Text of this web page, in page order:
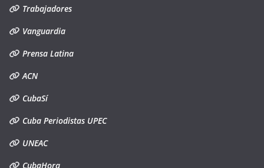
Trabajadores
Vanguardia
Prensa Latina
ACN
CubaSí
Cuba Periodistas UPEC
UNEAC
CubaHora